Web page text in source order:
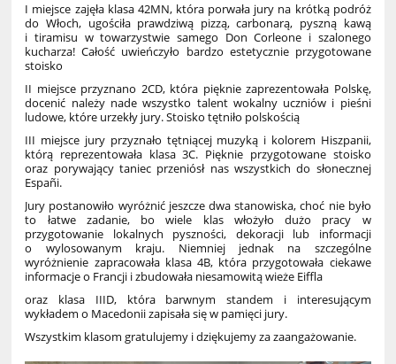
I miejsce zajęła klasa 42MN, która porwała jury na krótką podróż
do Włoch, ugościła prawdziwą pizzą, carbonarą, pyszną kawą
i tiramisu w towarzystwie samego Don Corleone i szalonego
kucharza! Całość uwieńczyło bardzo estetycznie przygotowane
stoisko
II miejsce przyznano 2CD, która pięknie zaprezentowała Polskę,
docenić należy nade wszystko talent wokalny uczniów i pieśni
ludowe, które urzekły jury. Stoisko tętniło polskością
III miejsce jury przyznało tętniącej muzyką i kolorem Hiszpanii,
którą reprezentowała klasa 3C. Pięknie przygotowane stoisko
oraz porywający taniec przeniósł nas wszystkich do słonecznej
Españi.
Jury postanowiło wyróżnić jeszcze dwa stanowiska, choć nie było
to łatwe zadanie, bo wiele klas włożyło dużo pracy w
przygotowanie lokalnych pyszności, dekoracji lub informacji
o wylosowanym kraju. Niemniej jednak na szczególne
wyróżnienie zapracowała klasa 4B, która przygotowała ciekawe
informacje o Francji i zbudowała niesamowitą wieże Eiffla
oraz klasa IIID, która barwnym standem i interesującym
wykładem o Macedoniizapisała się w pamięci jury.
Wszystkim klasom gratulujemy i dziękujemy za zaangażowanie.